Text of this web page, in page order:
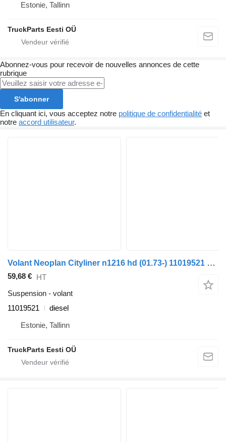
Estonie, Tallinn
TruckParts Eesti OÜ
Abonnez-vous pour recevoir de nouvelles annonces de cette
rubrique
S'abonner
En cliquant ici, vous acceptez notre politique de confidentialité et
notre accord utilisateur.
Volant Neoplan Cityliner n1216 hd (01.73-) 11019521 pour bus Neoplan Spaceliner, Skyliner, Jetliner, Cityliner (1973-)
59,68 € HT
Suspension - volant
11019521
diesel
Estonie, Tallinn
TruckParts Eesti OÜ